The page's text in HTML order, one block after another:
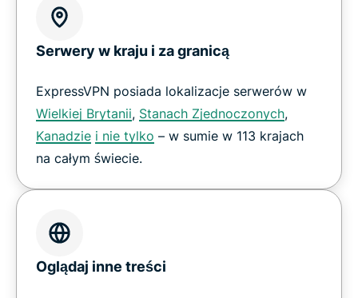
Serwery w kraju i za granicą
ExpressVPN posiada lokalizacje serwerów w
Wielkiej Brytanii, Stanach Zjednoczonych,
Kanadzie i nie tylko – w sumie w 113 krajach
na całym świecie.
Oglądaj inne treści